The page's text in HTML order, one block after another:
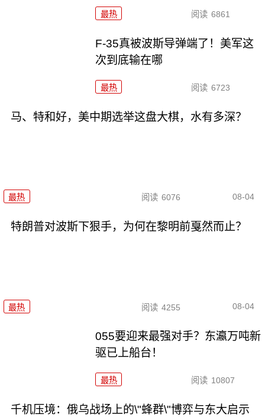
最热 阅读 6861
F-35真被波斯导弹端了！美军这
次到底输在哪
最热 阅读 6723
马、特和好，美中期选举这盘大棋，水有多深？
最热 阅读 6076 08-04
特朗普对波斯下狠手，为何在黎明前戛然而止？
最热 阅读 4255 08-04
055要迎来最强对手？东瀛万吨新
驱已上船台！
最热 阅读 10807
千机压境：俄乌战场上的\"蜂群\"博弈与东大启示